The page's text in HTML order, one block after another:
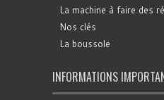
La machine à faire des
Nos clés
La boussole
INFORMATIONS